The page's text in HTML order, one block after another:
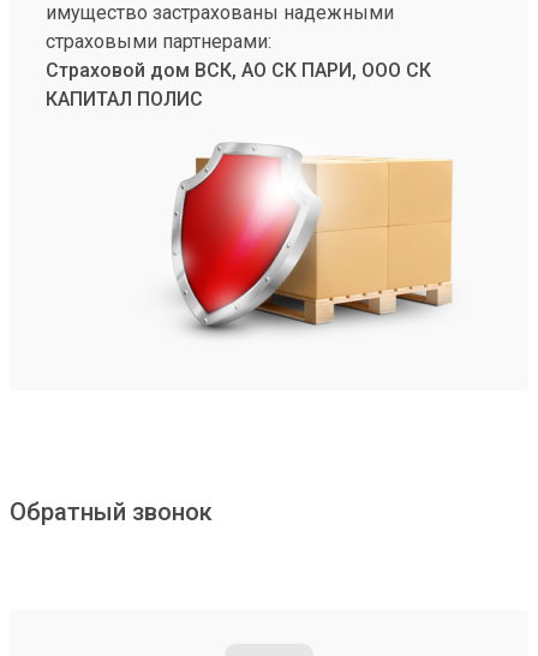
имущество застрахованы надежными
страховыми партнерами:
Страховой дом ВСК, АО СК ПАРИ, ООО СК
КАПИТАЛ ПОЛИС
Обратный звонок